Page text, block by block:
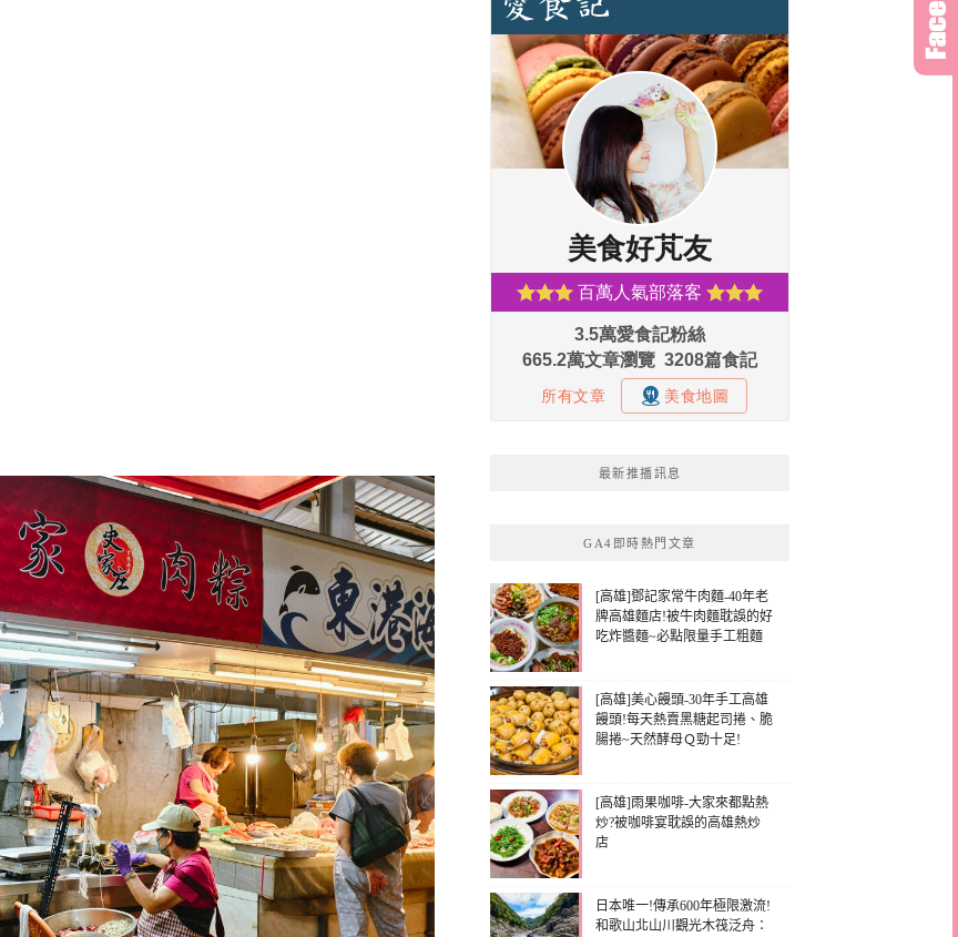
最新推播訊息
GA4即時熱門文章
[高雄]鄧記家常牛肉麵-40年老
牌高雄麵店!被牛肉麵耽誤的好
吃炸醬麵~必點限量手工粗麵
[高雄]美心饅頭-30年手工高雄
饅頭!每天熱賣黑糖起司捲、脆
腸捲~天然酵母Ｑ勁十足!
[高雄]雨果咖啡-大家來都點熱
炒?被咖啡宴耽誤的高雄熱炒
店
日本唯一!傳承600年極限激流!
和歌山北山川觀光木筏泛舟：